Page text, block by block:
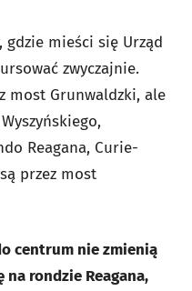
gdzie mieści się Urząd
zwyczajnie.
most Grunwaldzki, ale
Reagana, Curie-
przez most
centrum nie zmienią
rondzie Reagana,